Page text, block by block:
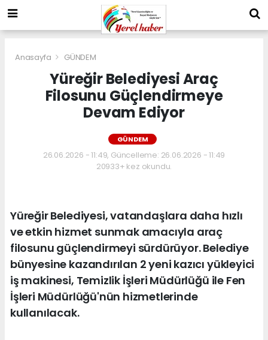
Anasayfa GÜNDEM
Yüreğir Belediyesi Araç
Filosunu Güçlendirmeye
Devam Ediyor
GÜNDEM
26.06.2026 - 11:49, Güncelleme: 26.06.2026 - 11:49
20933+ kez okundu.
Yüreğir Belediyesi, vatandaşlara daha hızlı
ve etkin hizmet sunmak amacıyla araç
filosunu güçlendirmeyi sürdürüyor. Belediye
bünyesine kazandırılan 2 yeni kazıcı yükleyici
iş makinesi, Temizlik İşleri Müdürlüğü ile Fen
İşleri Müdürlüğü'nün hizmetlerinde
kullanılacak.